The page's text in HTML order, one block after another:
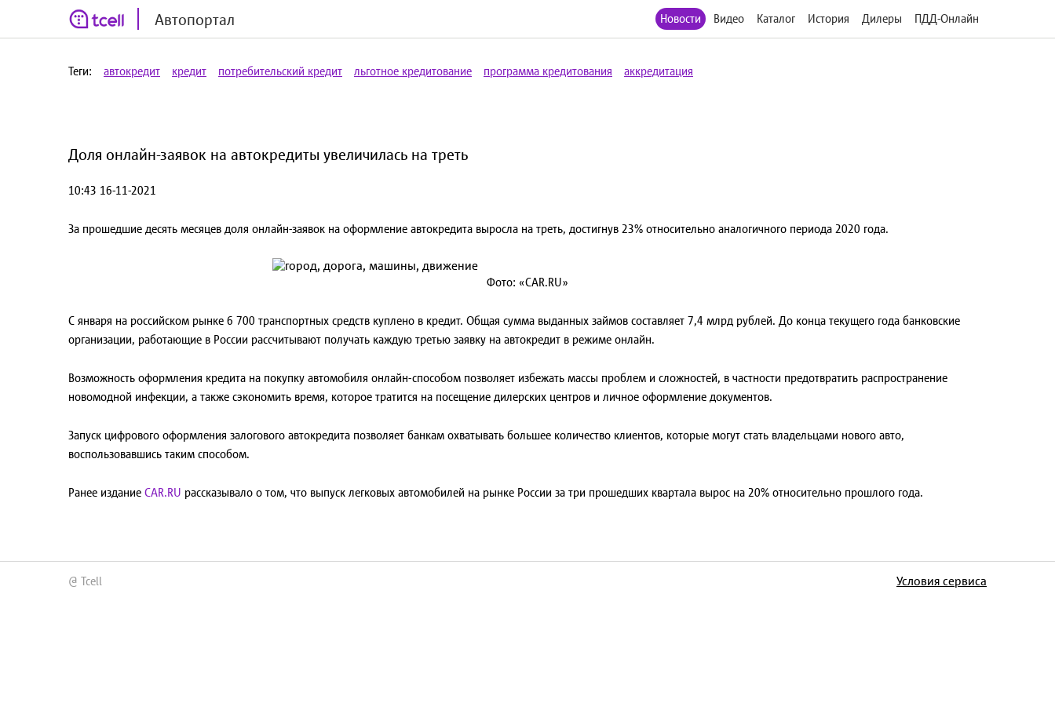
Автопортал Новости Видео Каталог История Дилеры ПДД-Онлайн
Теги: автокредит кредит потребительский кредит льготное кредитование программа кредитования аккредитация
Доля онлайн-заявок на автокредиты увеличилась на треть
10:43 16-11-2021
За прошедшие десять месяцев доля онлайн-заявок на оформление автокредита выросла на треть, достигнув 23% относительно аналогичного периода 2020 года.
Фото: «CAR.RU»
С января на российском рынке 6 700 транспортных средств куплено в кредит. Общая сумма выданных займов составляет 7,4 млрд рублей. До конца текущего года банковские
организации, работающие в России рассчитывают получать каждую третью заявку на автокредит в режиме онлайн.
Возможность оформления кредита на покупку автомобиля онлайн-способом позволяет избежать массы проблем и сложностей, в частности предотвратить распространение
новомодной инфекции, а также сэкономить время, которое тратится на посещение дилерских центров и личное оформление документов.
Запуск цифрового оформления залогового автокредита позволяет банкам охватывать большее количество клиентов, которые могут стать владельцами нового авто,
воспользовавшись таким способом.
Ранее издание CAR.RU рассказывало о том, что выпуск легковых автомобилей на рынке России за три прошедших квартала вырос на 20% относительно прошлого года.
@ Tcell Условия сервиса